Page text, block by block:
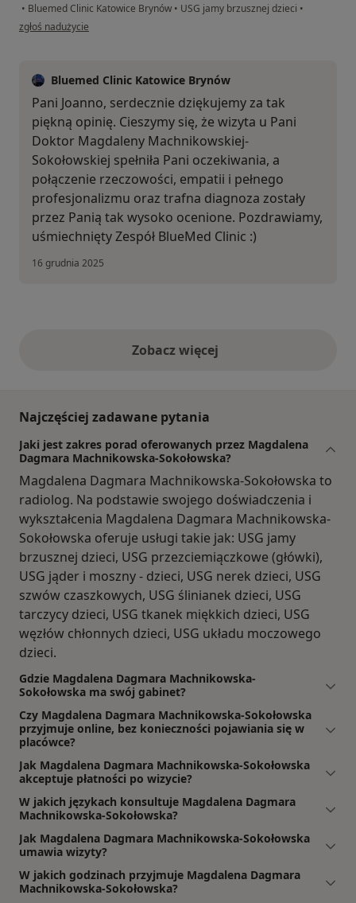
• Bluemed Clinic Katowice Brynów • USG jamy brzusznej dzieci •
w opinii użytkownika Joanna
zgłoś nadużycie
Bluemed Clinic Katowice Brynów
Pani Joanno, serdecznie dziękujemy za tak
piękną opinię. Cieszymy się, że wizyta u Pani
Doktor Magdaleny Machnikowskiej-
Sokołowskiej spełniła Pani oczekiwania, a
połączenie rzeczowości, empatii i pełnego
profesjonalizmu oraz trafna diagnoza zostały
przez Panią tak wysoko ocenione. Pozdrawiamy,
uśmiechnięty Zespół BlueMed Clinic :)
16 grudnia 2025
Zobacz więcejopinie powyżej
Najczęściej zadawane pytania
Jaki jest zakres porad oferowanych przez Magdalena
Dagmara Machnikowska-Sokołowska?
Magdalena Dagmara Machnikowska-Sokołowska to
radiolog. Na podstawie swojego doświadczenia i
wykształcenia Magdalena Dagmara Machnikowska-
Sokołowska oferuje usługi takie jak: USG jamy
brzusznej dzieci, USG przezciemiączkowe (główki),
USG jąder i moszny - dzieci, USG nerek dzieci, USG
szwów czaszkowych, USG ślinianek dzieci, USG
tarczycy dzieci, USG tkanek miękkich dzieci, USG
węzłów chłonnych dzieci, USG układu moczowego
dzieci.
Gdzie Magdalena Dagmara Machnikowska-
Sokołowska ma swój gabinet?
Czy Magdalena Dagmara Machnikowska-Sokołowska
przyjmuje online, bez konieczności pojawiania się w
placówce?
Jak Magdalena Dagmara Machnikowska-Sokołowska
akceptuje płatności po wizycie?
W jakich językach konsultuje Magdalena Dagmara
Machnikowska-Sokołowska?
Jak Magdalena Dagmara Machnikowska-Sokołowska
umawia wizyty?
W jakich godzinach przyjmuje Magdalena Dagmara
Machnikowska-Sokołowska?